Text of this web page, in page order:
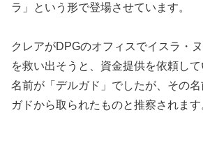
ラ」という形で登場させています。
クレアがDPGのオフィスでイスラ・
を救い出そうと、資金提供を依頼し
名前が「デルガド」でしたが、その
ガドから取られたものと推察されます